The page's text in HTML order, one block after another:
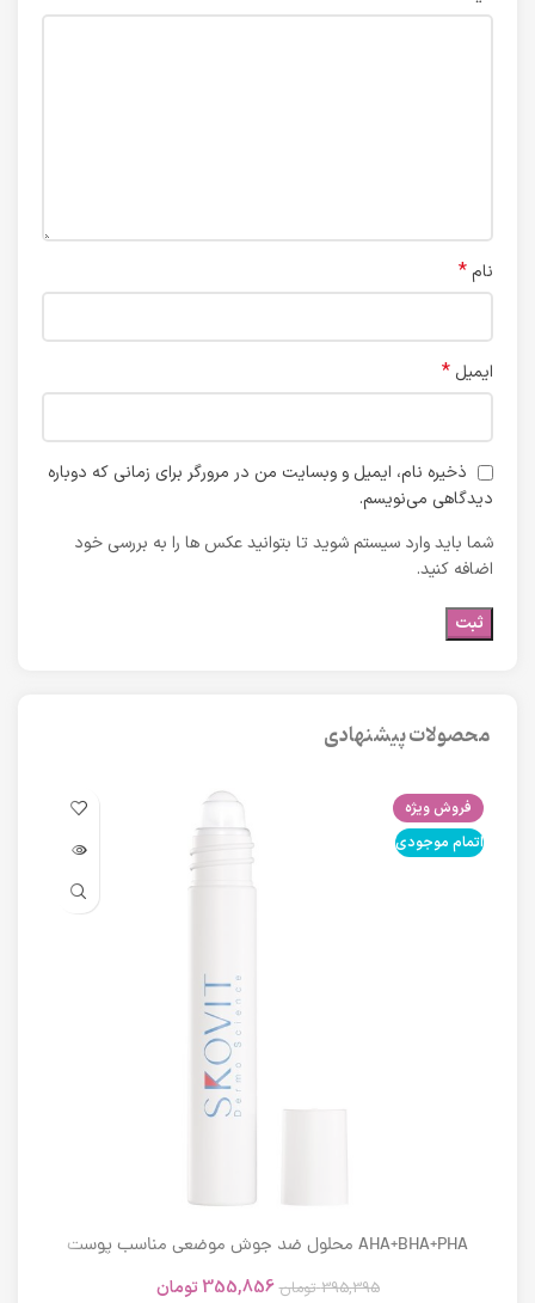
نام *
ایمیل *
ذخیره نام، ایمیل و وبسایت من در مرورگر برای زمانی که دوباره
دیدگاهی می‌نویسم.
شما باید وارد سیستم شوید تا بتوانید عکس ها را به بررسی خود
اضافه کنید.
محصولات پیشنهادی
فروش ویژه
اتمام موجودی
AHA+BHA+PHA محلول ضد جوش موضعی مناسب پوست
395,395 تومان 355,856 تومان